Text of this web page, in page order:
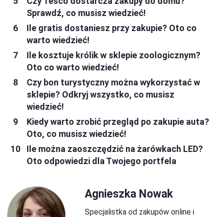
Sprawdź, co musisz wiedzieć!
Ile gratis dostaniesz przy zakupie? Oto co
warto wiedzieć!
Ile kosztuje królik w sklepie zoologicznym?
Oto co warto wiedzieć!
Czy bon turystyczny można wykorzystać w
sklepie? Odkryj wszystko, co musisz
wiedzieć!
Kiedy warto zrobić przegląd po zakupie auta?
Oto, co musisz wiedzieć!
Ile można zaoszczędzić na żarówkach LED?
Oto odpowiedzi dla Twojego portfela
Agnieszka Nowak
Specjalistka od zakupów online i